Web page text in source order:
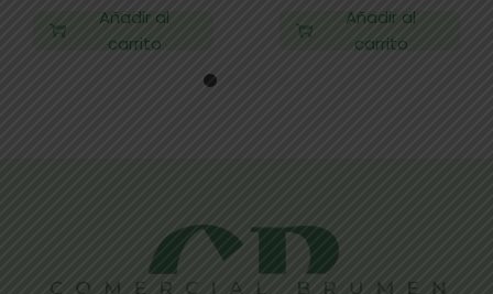
Añadir al
carrito
Añadir al
carrito